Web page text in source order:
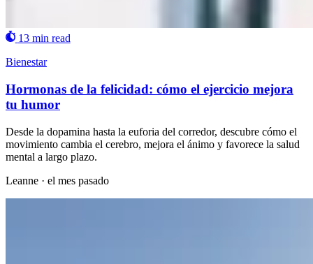
13 min read
Bienestar
Hormonas de la felicidad: cómo el ejercicio mejora
tu humor
Desde la dopamina hasta la euforia del corredor, descubre cómo el
movimiento cambia el cerebro, mejora el ánimo y favorece la salud
mental a largo plazo.
Leanne · el mes pasado